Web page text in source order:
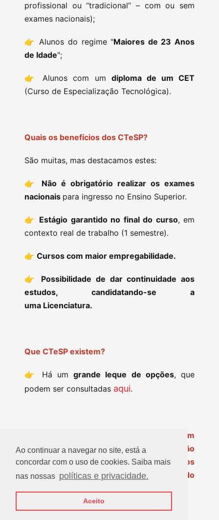
Ao continuar a navegar no site, está a
concordar com o uso de cookies. Saiba mais
nas nossas políticas e privacidade.
Aceito
profissional ou “tradicional” – com ou sem
exames nacionais);
👉 Alunos do regime "Maiores de 23 Anos
de Idade";
👉 Alunos com um diploma de um CET
(Curso de Especialização Tecnológica).
Quais os benefícios dos CTeSP?
São muitas, mas destacamos estes:
👉 Não é obrigatório realizar os exames
nacionais para ingresso no Ensino Superior.
👉 Estágio garantido no final do curso, em
contexto real de trabalho (1 semestre).
👉 Cursos com maior empregabilidade.
👉 Possibilidade de dar continuidade aos
estudos, candidatando-se a
uma Licenciatura.
Que CTeSP existem?
👉 Há um grande leque de opções, que
podem ser consultadas aqui.
Apesar de todas as dúvidas que podem
surgir, ao longo do percurso académico, são
cada vez mais as opções e os caminhos
possíveis para os mais jovens, depois do